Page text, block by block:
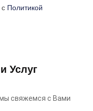
Политикой
Услуг
свяжемся с Вами